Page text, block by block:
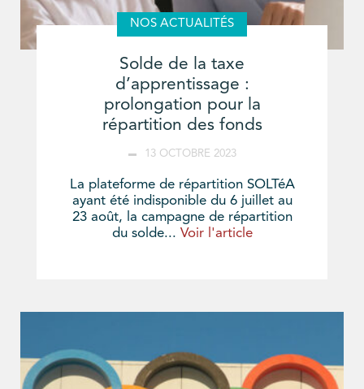
NOS ACTUALITÉS
Solde de la taxe
d’apprentissage :
prolongation pour la
répartition des fonds
13 OCTOBRE 2023
La plateforme de répartition SOLTéA
ayant été indisponible du 6 juillet au
23 août, la campagne de répartition
du solde... Voir l'article